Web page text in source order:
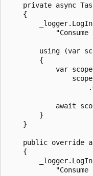
private async
    {
"Consume
using (var
        {
var
await
        }
    }
public override
    {
"Consume